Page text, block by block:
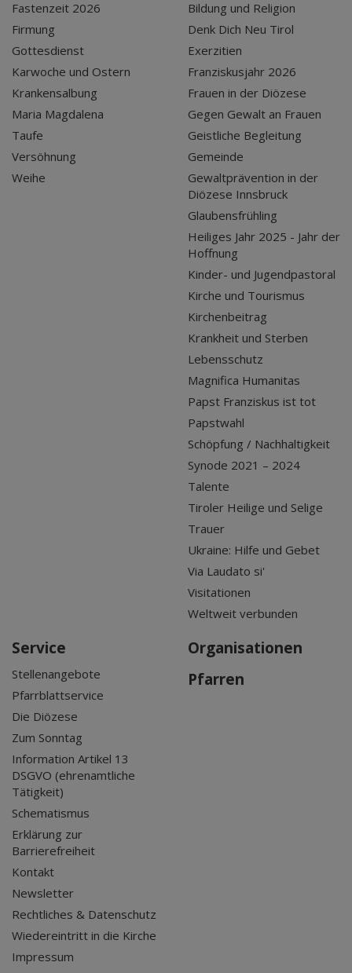
Fastenzeit 2026
Firmung
Gottesdienst
Karwoche und Ostern
Krankensalbung
Maria Magdalena
Taufe
Versöhnung
Weihe
Bildung und Religion
Denk Dich Neu Tirol
Exerzitien
Franziskusjahr 2026
Frauen in der Diözese
Gegen Gewalt an Frauen
Geistliche Begleitung
Gemeinde
Gewaltprävention in der
Diözese Innsbruck
Glaubensfrühling
Heiliges Jahr 2025 - Jahr der
Hoffnung
Kinder- und Jugendpastoral
Kirche und Tourismus
Kirchenbeitrag
Krankheit und Sterben
Lebensschutz
Magnifica Humanitas
Papst Franziskus ist tot
Papstwahl
Schöpfung / Nachhaltigkeit
Synode 2021 – 2024
Talente
Tiroler Heilige und Selige
Trauer
Ukraine: Hilfe und Gebet
Via Laudato si'
Visitationen
Weltweit verbunden
Service
Stellenangebote
Pfarrblattservice
Die Diözese
Zum Sonntag
Information Artikel 13
DSGVO (ehrenamtliche
Tätigkeit)
Schematismus
Erklärung zur
Barrierefreiheit
Kontakt
Newsletter
Rechtliches & Datenschutz
Wiedereintritt in die Kirche
Impressum
Organisationen
Pfarren